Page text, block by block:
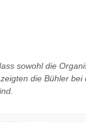
sowohl die
die Bühler bei